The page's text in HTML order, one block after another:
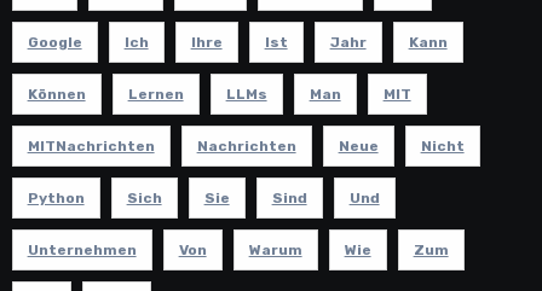
Google Ich Ihre Ist Jahr Kann
Können Lernen LLMs Man MIT
MITNachrichten Nachrichten Neue Nicht
Python Sich Sie Sind Und
Unternehmen Von Warum Wie Zum